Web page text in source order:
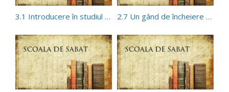
3.1 Introducere în studiul 3 (st3 Dumnezeu sau banii?) 2.7 Un gând de încheiere (st2 Văd, vreau, iau)